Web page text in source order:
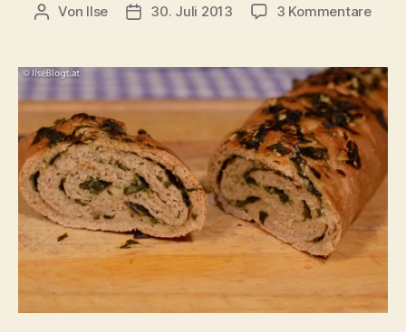
Beitragsautor
Von Ilse Beitragsdatum
30. Juli 2013 3 Kommentarezu